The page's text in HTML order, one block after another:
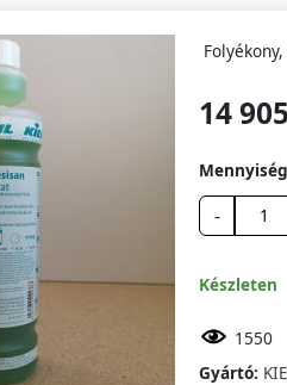
14
Mennyiség
-
Készleten
1550
Gyártó: